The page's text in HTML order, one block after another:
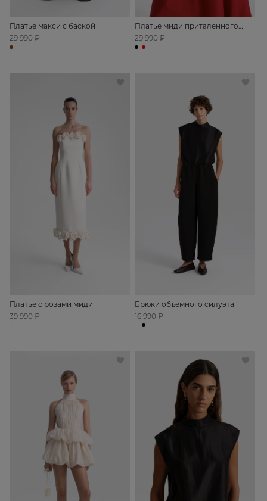
Платье макси с баской
29 990 ₽
Платье миди приталенного
силуэта с открытыми плечами
29 990 ₽
Платье с розами миди
39 990 ₽
Брюки объемного силуэта
16 990 ₽